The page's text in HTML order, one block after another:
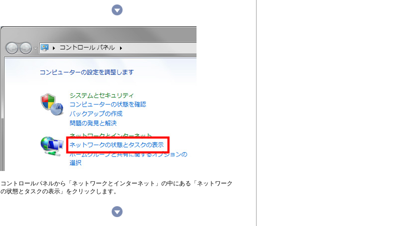
コントロールパネルから「ネットワークとインターネット」の中にある「ネットワーク
の状態とタスクの表示」をクリックします。